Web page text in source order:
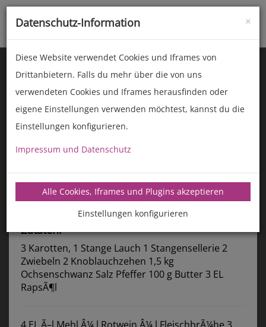
Toggle
Geschmorter Ochsenschwanz
Zutaten:
3 Karotten, 1 Stange Lauch 1 Stangensellerie 2
Zwiebeln 2 Knoblauchzehen 1,5 kg
Ochsenschwanz Salz Pfeffer 100 g Butter 3 EL
RapsÃ¶l
×
Datenschutz-Information
Diese Website verwendet Cookies und Iframes von
Drittanbietern. Falls du mehr über die von uns
verwendeten Cookies und Iframes herausfinden oder
eigene Einstellungen verwenden möchtest, kannst du die
Einstellungen konfigurieren.
Impressum und Datenschutz
Alle Cookies, Iframes und Plugins akzeptieren
Einstellungen konfigurieren